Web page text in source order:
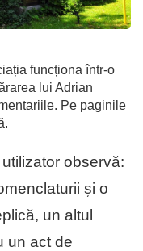
funcționa într-o
lui Adrian
Pe paginile
observă:
și o
un altul
un act de